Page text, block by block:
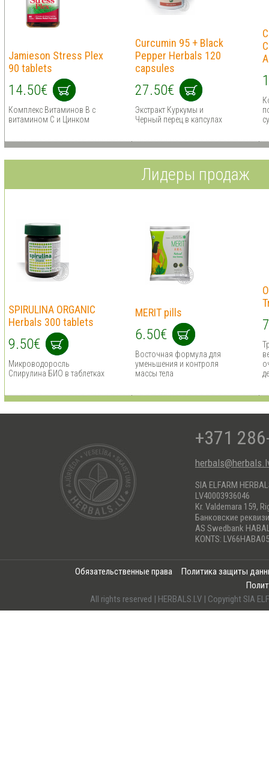
Jamieson Stress Plex
90 tablets
14.50€
Комплекс Витаминов В с
витамином С и Цинком
Curcumin 95 + Black
Pepper Herbals 120
capsules
27.50€
Экстракт Куркумы и
Черный перец в капсулах
Лидеры продаж
SPIRULINA ORGANIC
Herbals 300 tablets
9.50€
Микроводоросль
Спирулина БИО в таблетках
MERIT pills
6.50€
Восточная формула для
уменьшения и контроля
массы тела
+371
SIA ELFARM
LV40003936046
Kr. Valdemara 159,
Банковские
AS Swedbank
KONTS:
Обязательственные права
Политика защиты
All rights reserved | HERBALS.LV | Copyright SIA